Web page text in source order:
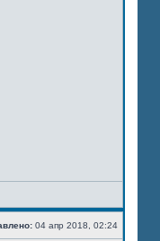
04 апр 2018, 02:24